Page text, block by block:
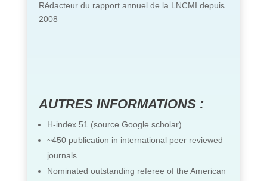
Rédacteur du rapport annuel de la LNCMI depuis
2008
AUTRES INFORMATIONS :
H-index 51 (source Google scholar)
~450 publication in international peer reviewed
journals
Nominated outstanding referee of the American